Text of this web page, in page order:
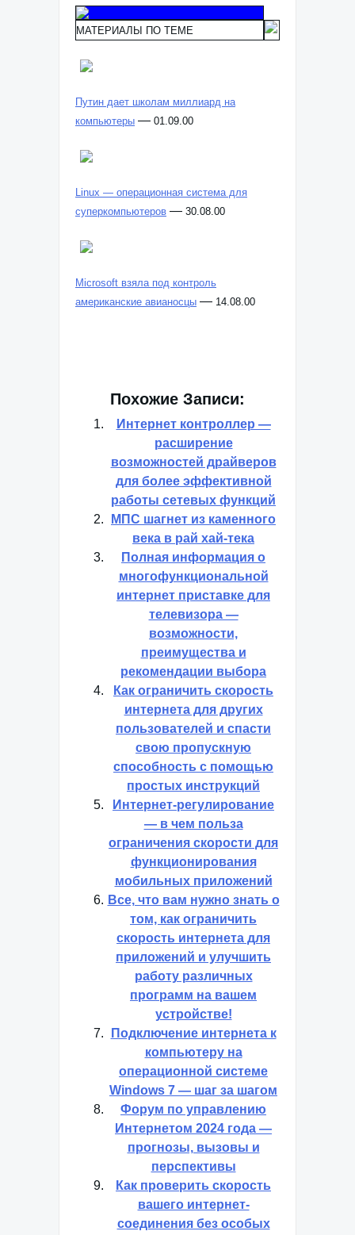
МАТЕРИАЛЫ ПО ТЕМЕ
Путин дает школам миллиард на
компьютеры — 01.09.00
Linux — операционная система для
суперкомпьютеров — 30.08.00
Microsoft взяла под контроль
американские авианосцы — 14.08.00
Похожие Записи:
Интернет контроллер —
расширение
возможностей драйверов
для более эффективной
работы сетевых функций
МПС шагнет из каменного
века в рай хай-тека
Полная информация о
многофункциональной
интернет приставке для
телевизора —
возможности,
преимущества и
рекомендации выбора
Как ограничить скорость
интернета для других
пользователей и спасти
свою пропускную
способность с помощью
простых инструкций
Интернет-регулирование
— в чем польза
ограничения скорости для
функционирования
мобильных приложений
Все, что вам нужно знать о
том, как ограничить
скорость интернета для
приложений и улучшить
работу различных
программ на вашем
устройстве!
Подключение интернета к
компьютеру на
операционной системе
Windows 7 — шаг за шагом
Форум по управлению
Интернетом 2024 года —
прогнозы, вызовы и
перспективы
Как проверить скорость
вашего интернет-
соединения без особых